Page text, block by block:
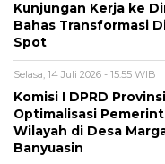
Kunjungan Kerja ke
Bahas Transformasi
Spot
Selasa, 14 Juli 2026 - 15:55 WIB
Komisi I DPRD
Optimalisasi
Wilayah di Desa
Banyuasin